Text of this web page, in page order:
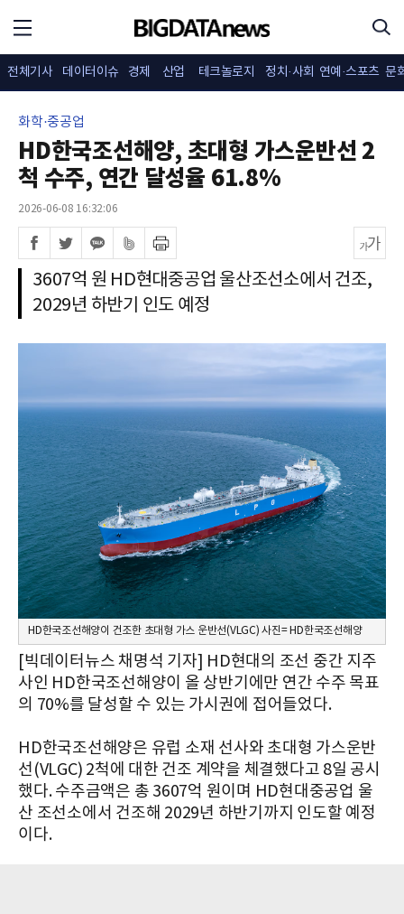
전체기사 데이터이슈 경제 산업 테크놀로지 정치·사회 연예·스포츠 문
화학·중공업
HD한국조선해양, 초대형 가스운반선 2
척 수주, 연간 달성율 61.8%
2026-06-08 16:32:06
3607억 원 HD현대중공업 울산조선소에서 건조,
2029년 하반기 인도 예정
HD한국조선해양이 건조한 초대형 가스 운반선(VLGC) 사진= HD한국조선해양
[빅데이터뉴스 채명석 기자] HD현대의 조선 중간 지주
사인 HD한국조선해양이 올 상반기에만 연간 수주 목표
의 70%를 달성할 수 있는 가시권에 접어들었다.
HD한국조선해양은 유럽 소재 선사와 초대형 가스운반
선(VLGC) 2척에 대한 건조 계약을 체결했다고 8일 공시
했다. 수주금액은 총 3607억 원이며 HD현대중공업 울
산 조선소에서 건조해 2029년 하반기까지 인도할 예정
이다.